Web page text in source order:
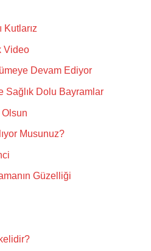
Kutlarız
Video
Devam Ediyor
Sağlık Dolu Bayramlar
Olsun
Musunuz?
Güzelliği